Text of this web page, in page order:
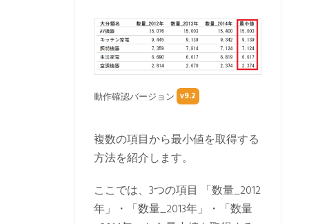
動作確認バージョン v9.2
複数の項目から最小値を取得する
方法を紹介します。
ここでは、3つの項目 「数量_2012
年」・「数量_2013年」・「数量